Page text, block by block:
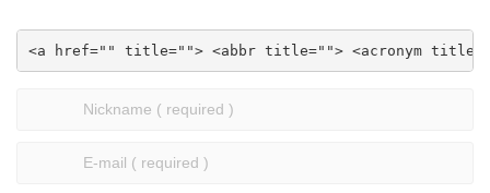
<a href="" title=""> <abbr title=""> <acronym